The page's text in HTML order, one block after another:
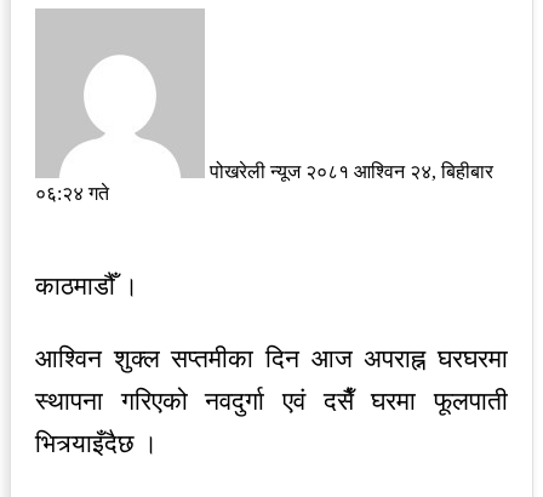
पोखरेली न्यूज २०८१ आश्विन २४, बिहीबार
०६:२४ गते
काठमाडौँ ।
आश्विन शुक्ल सप्तमीका दिन आज अपराह्न घरघरमा
स्थापना गरिएको नवदुर्गा एवं दसैँ घरमा फूलपाती
भित्र्याइँदैछ ।